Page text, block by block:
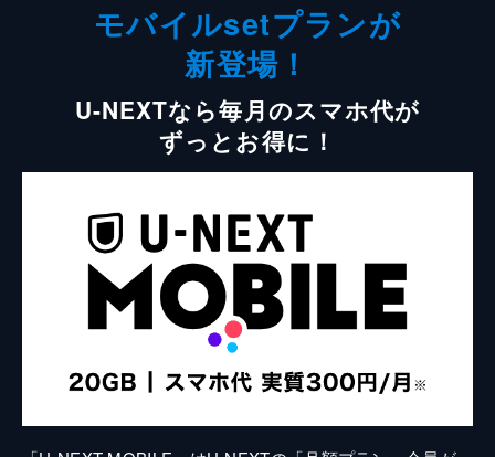
モバイルsetプランが
新登場！
U-NEXTなら毎月のスマホ代が
ずっとお得に！